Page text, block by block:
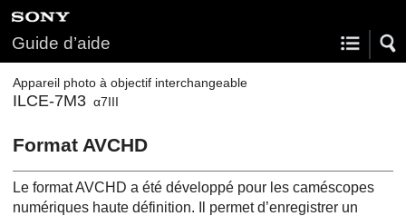
Guide d’aide
Appareil photo à objectif interchangeable
ILCE-7M3 α7III
Format AVCHD
Le format AVCHD a été développé pour les caméscopes
numériques haute définition. Il permet d’enregistrer un